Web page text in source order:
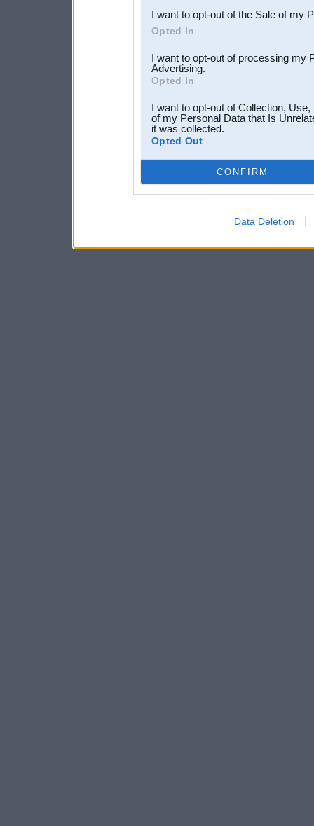
I want to opt-out of the Sale of my
Opted In
I want to opt-out of processing my
Advertising.
Opted In
I want to opt-out of Collection,
of my Personal Data that Is
it was collected.
Opted Out
CONFIRM
Data Deletion